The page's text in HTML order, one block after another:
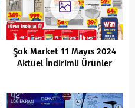
Şok Market 11 Mayıs 2024
Aktüel İndirimli Ürünler